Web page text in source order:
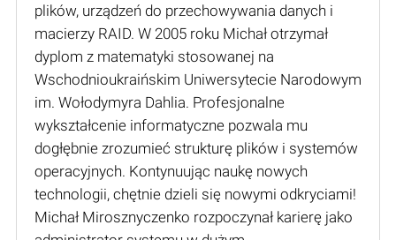
plików, urządzeń do przechowywania danych i
macierzy RAID. W 2005 roku Michał otrzymał
dyplom z matematyki stosowanej na
Wschodnioukraińskim Uniwersytecie Narodowym
im. Wołodymyra Dahlia. Profesjonalne
wykształcenie informatyczne pozwala mu
dogłębnie zrozumieć strukturę plików i systemów
operacyjnych. Kontynuując naukę nowych
technologii, chętnie dzieli się nowymi odkryciami!
Michał Mirosznyczenko rozpoczynał karierę jako